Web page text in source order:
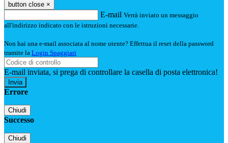
button close ×
E-mail Verrà inviato un messaggio
all'indirizzo indicato con le istruzioni necessarie.
Non hai una e-mail associata al nome utente? Effettua il reset della password
tramite la Login Spaggiari
E-mail inviata, si prega di controllare la casella di posta elettronica!
Errore
Chiudi
Successo
Chiudi